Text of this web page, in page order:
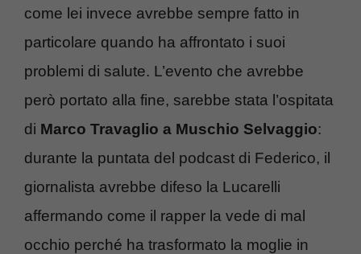
come lei invece avrebbe sempre fatto in
particolare quando ha affrontato i suoi
problemi di salute. L’evento che avrebbe
però portato alla fine, sarebbe stata l’ospitata
di Marco Travaglio a Muschio Selvaggio:
durante la puntata del podcast di Federico, il
giornalista avrebbe difeso la Lucarelli
affermando come il rapper la vede di mal
occhio perché ha trasformato la moglie in